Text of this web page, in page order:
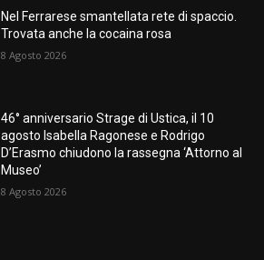
Nel Ferrarese smantellata rete di spaccio.
Trovata anche la cocaina rosa
8 Agosto 2026
46° anniversario Strage di Ustica, il 10
agosto Isabella Ragonese e Rodrigo
D’Erasmo chiudono la rassegna ‘Attorno al
Museo’
8 Agosto 2026